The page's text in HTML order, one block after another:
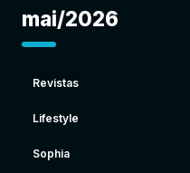
mai/2026
Revistas
Lifestyle
Sophia